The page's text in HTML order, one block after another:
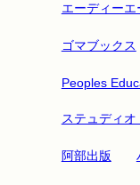
エーディー
ゴマブックス
Peoples
ステュディオ
阿部出版